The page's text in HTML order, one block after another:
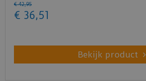
€ 42,95
€ 36,51
Bekijk product